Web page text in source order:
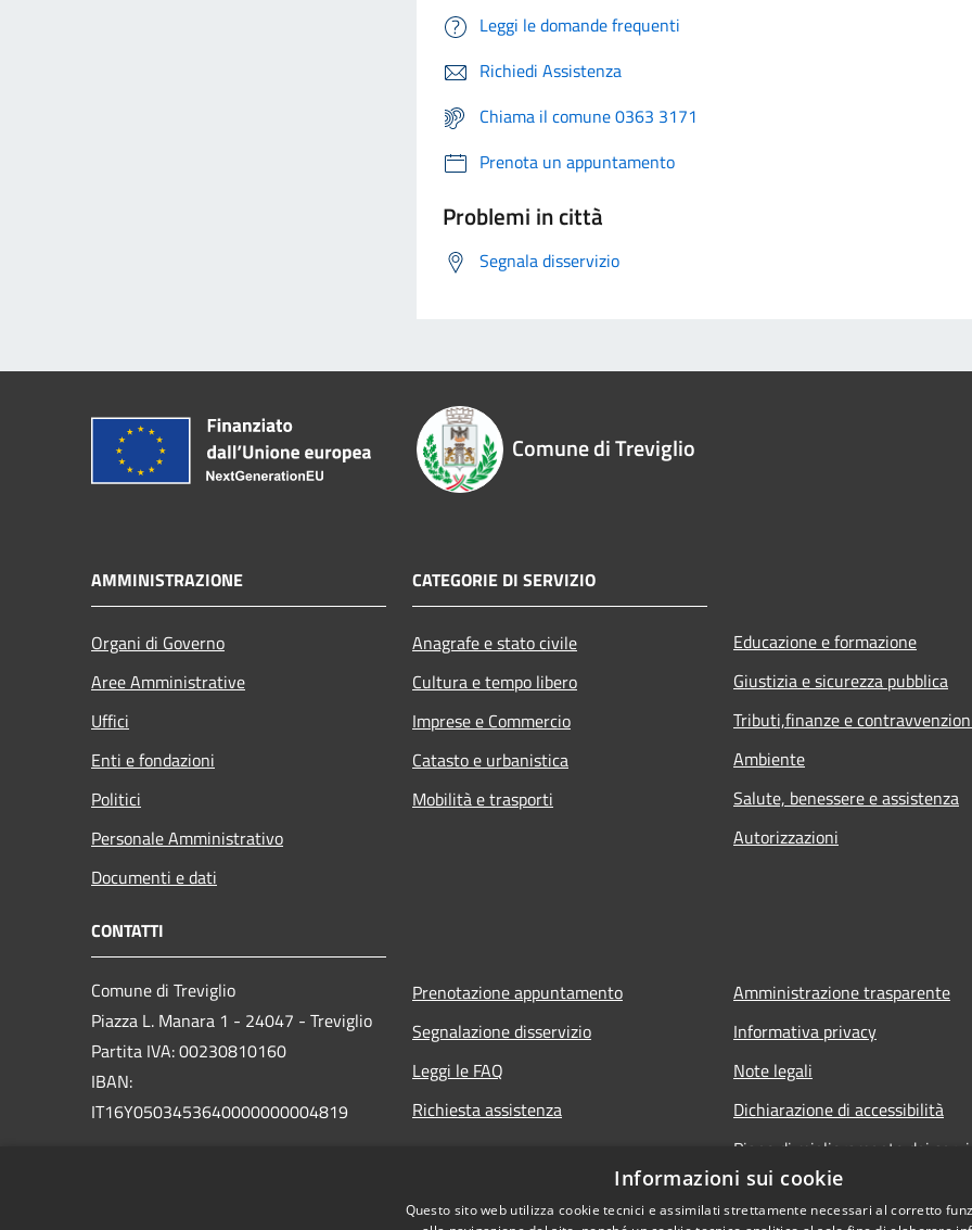
Leggi le domande frequenti
Richiedi Assistenza
Chiama il comune 0363 3171
Prenota un appuntamento
Problemi in città
Segnala disservizio
Comune di Treviglio
AMMINISTRAZIONE
Organi di Governo
Aree Amministrative
Uffici
Enti e fondazioni
Politici
Personale Amministrativo
Documenti e dati
CATEGORIE DI SERVIZIO
Anagrafe e stato civile
Cultura e tempo libero
Imprese e Commercio
Catasto e urbanistica
Mobilità e trasporti
Educazione e formazione
Giustizia e sicurezza pubblica
Tributi,finanze e
Ambiente
Salute, benessere e assistenza
Autorizzazioni
CONTATTI
Comune di Treviglio
Piazza L. Manara 1 - 24047 - Treviglio
Partita IVA: 00230810160
IBAN:
IT16Y0503453640000000004819
Prenotazione appuntamento
Segnalazione disservizio
Leggi le FAQ
Richiesta assistenza
Amministrazione trasparente
Informativa privacy
Note legali
Dichiarazione di accessibilità
Piano di miglioramento dei
Informazioni sui cookie
Questo sito web utilizza cookie tecnici e assimilati strettamente necessari al corretto